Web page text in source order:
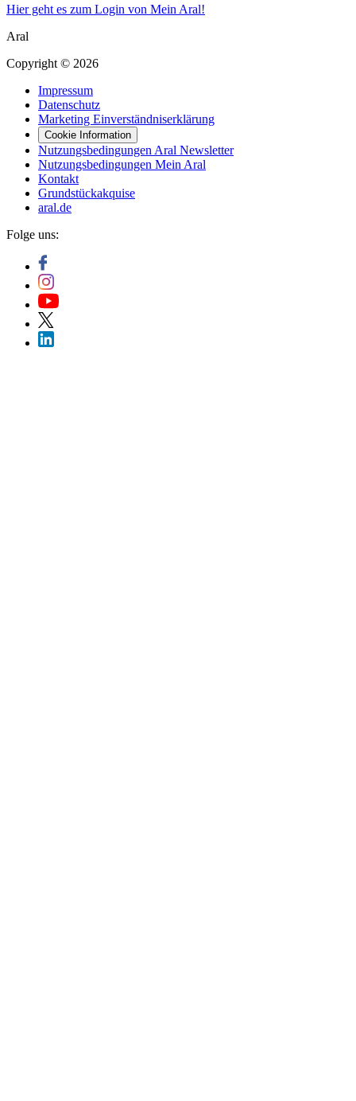
Hier geht es zum Login von Mein Aral!
Aral
Copyright © 2026
Impressum
Datenschutz
Marketing Einverständniserklärung
Cookie Information
Nutzungsbedingungen Aral Newsletter
Nutzungsbedingungen Mein Aral
Kontakt
Grundstückakquise
aral.de
Folge uns: